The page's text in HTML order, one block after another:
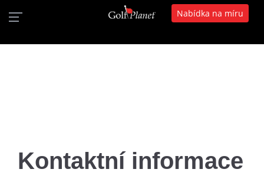
Nabídka na míru
Kontaktní informace